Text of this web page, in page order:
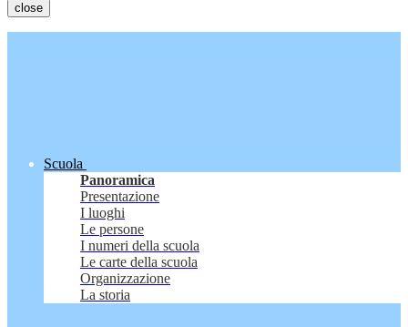
close
Scuola
Panoramica
Presentazione
I luoghi
Le persone
I numeri della scuola
Le carte della scuola
Organizzazione
La storia